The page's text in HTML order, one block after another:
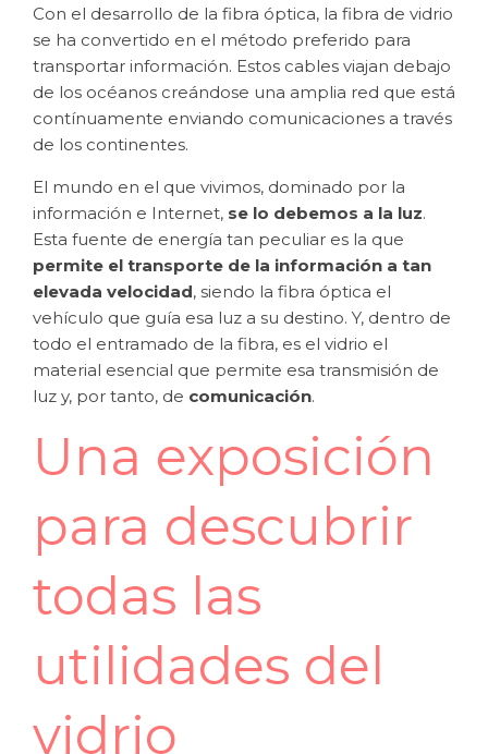
Con el desarrollo de la fibra óptica, la fibra de vidrio
se ha convertido en el método preferido para
transportar información. Estos cables viajan debajo
de los océanos creándose una amplia red que está
contínuamente enviando comunicaciones a través
de los continentes.
El mundo en el que vivimos, dominado por la
información e Internet, se lo debemos a la luz.
Esta fuente de energía tan peculiar es la que
permite el transporte de la información a tan
elevada velocidad, siendo la fibra óptica el
vehículo que guía esa luz a su destino. Y, dentro de
todo el entramado de la fibra, es el vidrio el
material esencial que permite esa transmisión de
luz y, por tanto, de comunicación.
Una exposición
para descubrir
todas las
utilidades del
vidrio